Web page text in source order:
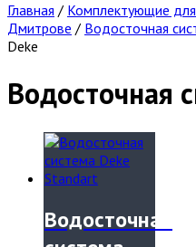
Главная / Комплектующие
Дмитрове / Водосточная
Deke
Водосточная
Водосточная